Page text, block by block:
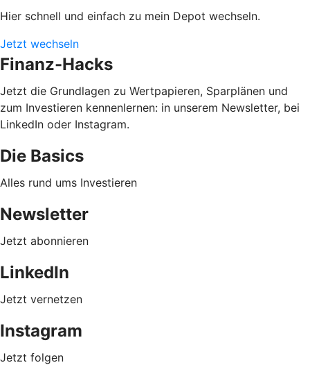
Hier schnell und einfach zu mein Depot wechseln.
Jetzt wechseln
Finanz-Hacks
Jetzt die Grundlagen zu Wertpapieren, Sparplänen und
zum Investieren kennenlernen: in unserem Newsletter, bei
LinkedIn oder Instagram.
Die Basics
Alles rund ums Investieren
Newsletter
Jetzt abonnieren
LinkedIn
Jetzt vernetzen
Instagram
Jetzt folgen